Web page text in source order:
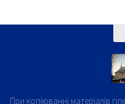
При копіюванні матеріалів